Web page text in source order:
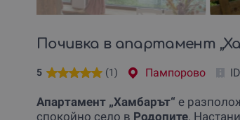
Почивка в апартамент
5 (1) Пампорово
Апартамент „Хамбарът“ е
спокойно село в Родопите.